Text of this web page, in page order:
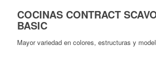
COCINAS CONTRACT
BASIC
Mayor variedad en colores, estructuras y